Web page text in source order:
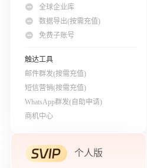
全球企业库
数据导出(按需充值)
免费子账号
触达工具
邮件群发(按需充值)
短信营销(按需充值)
WhatsApp群发(自助申请)
商机中心
个人版